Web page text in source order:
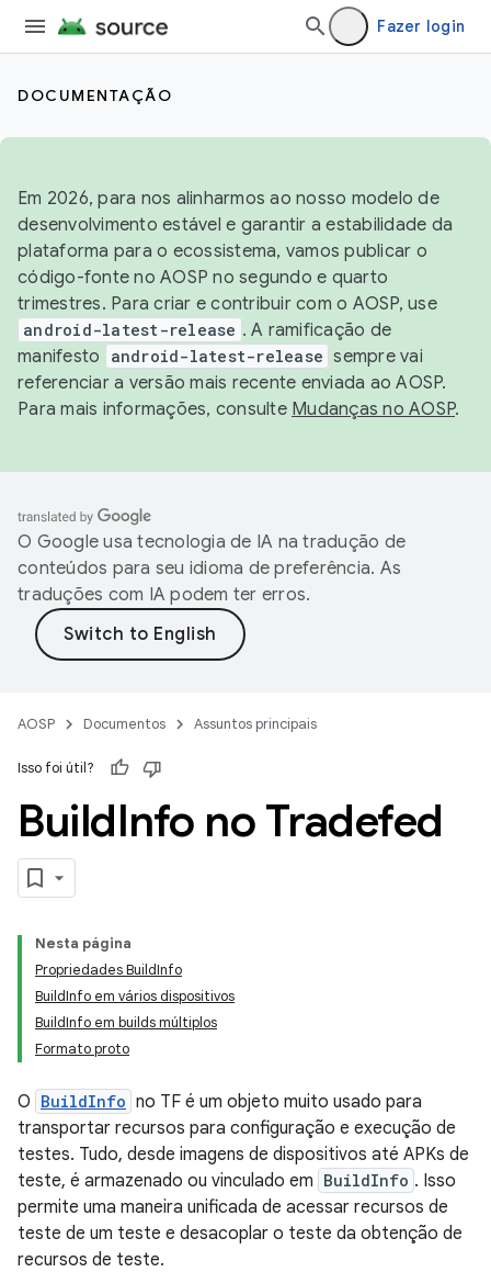
Fazer login
DOCUMENTAÇÃO
Em 2026, para nos alinharmos ao nosso modelo de
desenvolvimento estável e garantir a estabilidade da
plataforma para o ecossistema, vamos publicar o
código-fonte no AOSP no segundo e quarto
trimestres. Para criar e contribuir com o AOSP, use
android-latest-release . A ramificação de
manifesto
android-latest-release sempre vai
referenciar a versão mais recente enviada ao AOSP.
Para mais informações, consulte Mudanças no AOSP.
O Google usa tecnologia de IA na tradução de
conteúdos para seu idioma de preferência. As
traduções com IA podem ter erros.
AOSP Documentos Assuntos principais
Isso foi útil?
BuildInfo no Tradefed
Nesta página
Propriedades BuildInfo
BuildInfo em vários dispositivos
BuildInfo em builds múltiplos
Formato proto
O BuildInfo no TF é um objeto muito usado para
transportar recursos para configuração e execução de
testes. Tudo, desde imagens de dispositivos até APKs de
teste, é armazenado ou vinculado em BuildInfo . Isso
permite uma maneira unificada de acessar recursos de
teste de um teste e desacoplar o teste da obtenção de
recursos de teste.